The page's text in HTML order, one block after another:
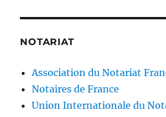
NOTARIAT
Association du Notariat
Notaires de France
Union Internationale du